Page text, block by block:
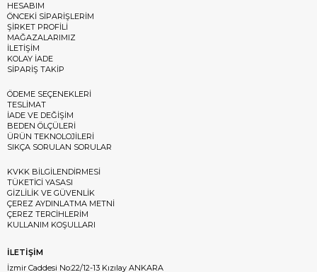
HESABIM
ÖNCEKİ SİPARİŞLERİM
ŞİRKET PROFİLİ
MAĞAZALARIMIZ
İLETİŞİM
KOLAY İADE
SİPARİŞ TAKİP
ÖDEME SEÇENEKLERİ
TESLİMAT
İADE VE DEĞİŞİM
BEDEN ÖLÇÜLERİ
ÜRÜN TEKNOLOJİLERİ
SIKÇA SORULAN SORULAR
KVKK BİLGİLENDİRMESİ
TÜKETİCİ YASASI
GİZLİLİK VE GÜVENLİK
ÇEREZ AYDINLATMA METNİ
ÇEREZ TERCİHLERİM
KULLANIM KOŞULLARI
İLETİŞİM
İzmir Caddesi No:22/12-13 Kızılay ANKARA